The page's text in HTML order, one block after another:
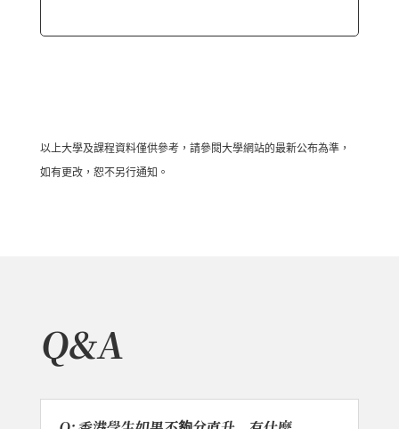
以上大學及課程資料僅供參考，請參閱大學網站的最新公布為準，
如有更改，恕不另行通知。
Q&A